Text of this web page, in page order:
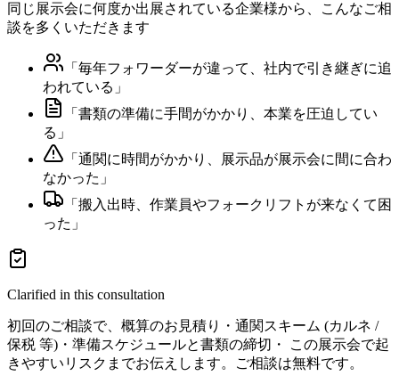
同じ展示会に何度か出展されている企業様から、こんなご相
談を多くいただきます
「 毎年フォワーダーが違って、社内で引き継ぎに追
われている 」
「 書類の準備に手間がかかり、本業を圧迫してい
る 」
「 通関に時間がかかり、展示品が展示会に間に合わ
なかった 」
「 搬入出時、作業員やフォークリフトが来なくて困
った 」
Clarified in this consultation
初回のご相談で、概算のお見積り・通関スキーム (カルネ /
保税 等)・準備スケジュールと書類の締切・ この展示会で起
きやすいリスクまでお伝えします。ご相談は無料です。